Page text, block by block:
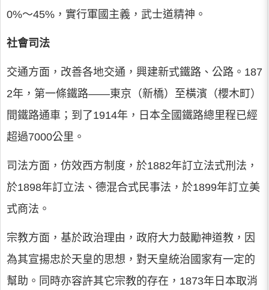
0%～45%，實行軍國主義，武士道精神。
社會司法
交通方面，改善各地交通，興建新式鐵路、公路。187
2年，第一條鐵路——東京（新橋）至橫濱（櫻木町）
間鐵路通車；到了1914年，日本全國鐵路總里程已經
超過7000公里。
司法方面，仿效西方制度，於1882年訂立法式刑法，
於1898年訂立法、德混合式民事法，於1899年訂立美
式商法。
宗教方面，基於政治理由，政府大力鼓勵神道教，因
為其宣揚忠於天皇的思想，對天皇統治國家有一定的
幫助。同時亦容許其它宗教的存在，1873年日本取消